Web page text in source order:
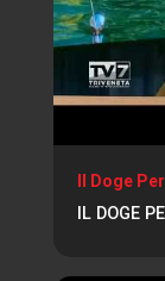
Il Doge
IL DOGE